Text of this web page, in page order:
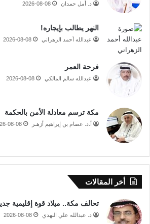
د. أمل حمدان 2026-08-08
النهر يطالب بإيجاره!
عبدالله أحمد الزهراني 2026-08-08
فرحة العمر
عبدالله سالم المالكي 2026-08-08
مكة ترسم معادلة الأمن بالحكمة
أ.د. عصام بن إبراهيم أزهـر 08-08
أخر المقالات
تحالف مكة.. ميلاد قوة إقليمية
د. عبدالله علي النهدي 2026-08-08